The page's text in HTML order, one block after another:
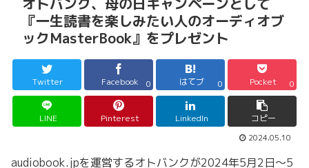
『一生読書を楽しみたい人のオーディオブ
ックMasterBook』をプレゼント
Twitter Facebook 0 はてブ 0 Pocket 0
LINE Pinterest LinkedIn コピー
2024.05.10
audiobook.jpを運営するオトバンクが2024年5月2日～5